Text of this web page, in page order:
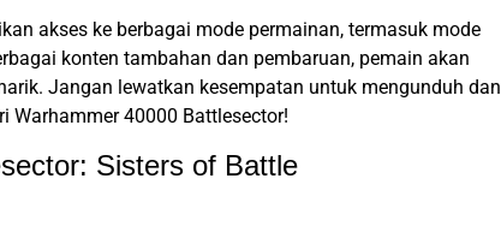
akses ke berbagai mode permainan, termasuk mode
konten tambahan dan pembaruan, pemain akan
Jangan lewatkan kesempatan untuk mengunduh dan
Warhammer 40000 Battlesector!
Sisters of Battle